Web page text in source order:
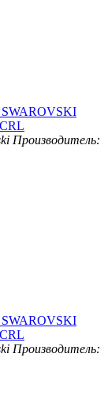
Производитель:
Производитель: